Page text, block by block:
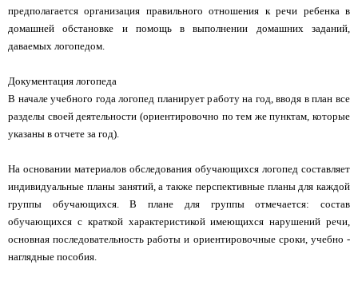
предполагается организация правильного отношения к речи ребенка в
домашней обстановке и помощь в выполнении домашних заданий,
даваемых логопедом.
Документация логопеда
В начале учебного года логопед планирует работу на год, вводя в план все
разделы своей деятельности (ориентировочно по тем же пунктам, которые
указаны в отчете за год).
На основании материалов обследования обучающихся логопед составляет
индивидуальные планы занятий, а также перспективные планы для каждой
группы обучающихся. В плане для группы отмечается: состав
обучающихся с краткой характеристикой имеющихся нарушений речи,
основная последовательность работы и ориентировочные сроки, учебно -
наглядные пособия.